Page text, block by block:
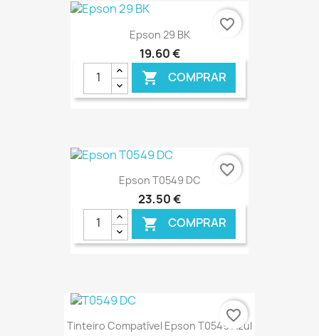
Epson 29 BK
19,60 €
 COMPRAR
€ ONLINE
favorite_border
Epson T0549 DC
23,50 €
 COMPRAR
€ ONLINE
favorite_border
Tinteiro Compatível Epson T0549 Azul
favorite_border